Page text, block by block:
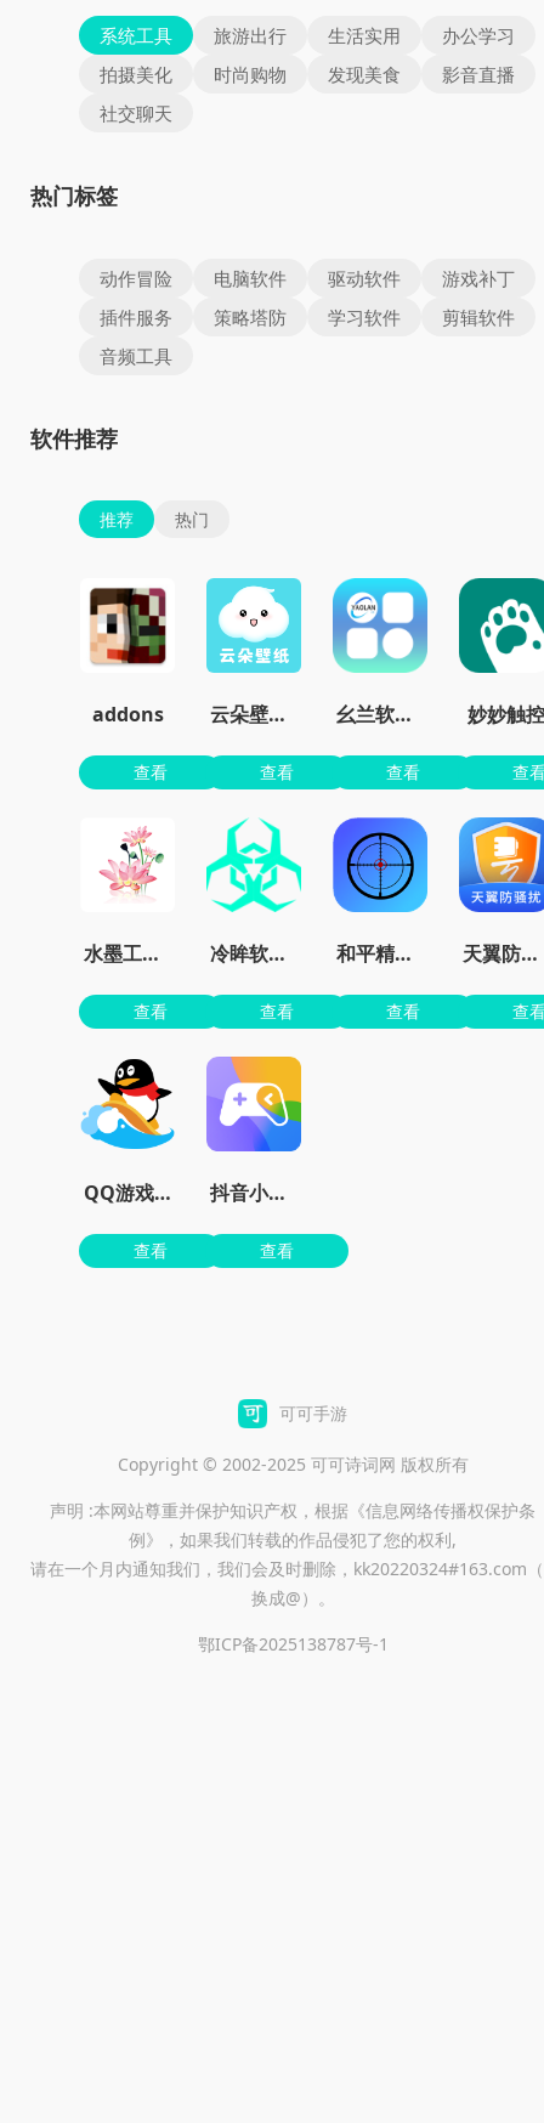
系统工具 旅游出行 生活实用
办公学习
拍摄美化
时尚购物 发现美食
影音直播
社交聊天
热门标签
动作冒险 电脑软件 驱动软件
游戏补丁
插件服务
策略塔防 学习软件
剪辑软件
音频工具
软件推荐
推荐 热门
addons
查看
云朵壁纸app官方
查看
幺兰软件库
查看
妙妙触控
查
水墨工具箱
查看
冷眸软件库
查看
和平精英准星大师免费版
查看
天翼防骚扰增强版
查
QQ游戏大厅官方版下载安装
查看
抖音小游戏
查看
可可手游
Copyright © 2002-2025 可可诗词网 版权所有
声明 :本网站尊重并保护知识产权，根据《信息网络传播权保护条
例》，如果我们转载的作品侵犯了您的权利,
请在一个月内通知我们，我们会及时删除，kk20220324#163.com
换成@）。
鄂ICP备2025138787号-1